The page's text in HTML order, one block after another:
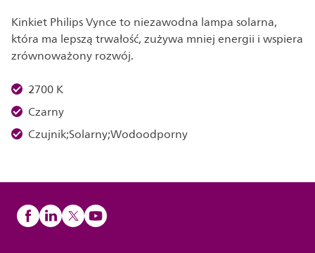
Kinkiet Philips Vynce to niezawodna lampa solarna,
która ma lepszą trwałość, zużywa mniej energii i wspiera
zrównoważony rozwój.
2700 K
Czarny
Czujnik;Solarny;Wodoodporny